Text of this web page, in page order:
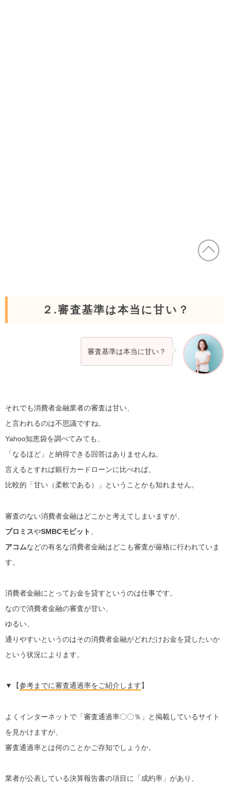
２.審査基準は本当に甘い？
審査基準は本当に甘い？
それでも消費者金融業者の審査は甘い、
と言われるのは不思議ですね。
Yahoo知恵袋を調べてみても、
「なるほど」と納得できる回答はありませんね。
言えるとすれば銀行カードローンに比べれば、
比較的「甘い（柔軟である）」ということかも知れません。
審査のない消費者金融はどこかと考えてしまいますが、
プロミスやSMBCモビット
アコムなどの有名な消費者金融はどこも審査が厳格に行われていま
す。
消費者金融にとってお金を貸すというのは仕事です。
なので消費者金融の審査が甘い、
ゆるい、
通りやすいというのはその消費者金融がどれだけお金を貸したいか
という状況によります。
▼【参考までに審査通過率をご紹介します】
よくインターネットで「審査通過率〇〇％」と掲載しているサイト
を見かけますが、
審査通過率とは何のことかご存知でしょうか。
業者が公表している決算報告書の項目に「成約率」があり、